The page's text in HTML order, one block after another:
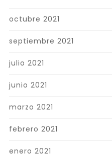
octubre 2021
septiembre 2021
julio 2021
junio 2021
marzo 2021
febrero 2021
enero 2021